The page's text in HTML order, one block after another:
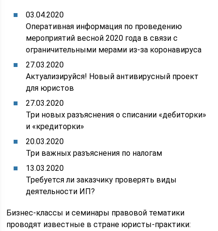
03.04.2020
Оперативная информация по проведению
мероприятий весной 2020 года в связи с
ограничительными мерами из-за коронавируса
27.03.2020
Актуализируйся! Новый антивирусный проект
для юристов
27.03.2020
Три новых разъяснения о списании «дебиторки»
и «кредиторки»
20.03.2020
Три важных разъяснения по налогам
13.03.2020
Требуется ли заказчику проверять виды
деятельности ИП?
Бизнес-классы и семинары правовой тематики
проводят известные в стране юристы-практики: